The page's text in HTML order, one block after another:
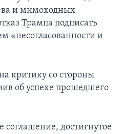
и мимоходных
Трампа подписать
«несогласованности и
критику со стороны
об успехе прошедшего
соглашение, достигнутое